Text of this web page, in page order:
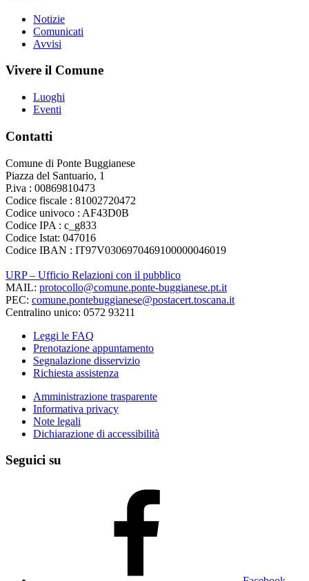
Notizie
Comunicati
Avvisi
Vivere il Comune
Luoghi
Eventi
Contatti
Comune di Ponte Buggianese
Piazza del Santuario, 1
P.iva : 00869810473
Codice fiscale : 81002720472
Codice univoco : AF43D0B
Codice IPA : c_g833
Codice Istat: 047016
Codice IBAN : IT97V0306970469100000046019
URP – Ufficio Relazioni con il pubblico
MAIL: protocollo@comune.ponte-buggianese.pt.it
PEC: comune.pontebuggianese@postacert.toscana.it
Centralino unico: 0572 93211
Leggi le FAQ
Prenotazione appuntamento
Segnalazione disservizio
Richiesta assistenza
Amministrazione trasparente
Informativa privacy
Note legali
Dichiarazione di accessibilità
Seguici su